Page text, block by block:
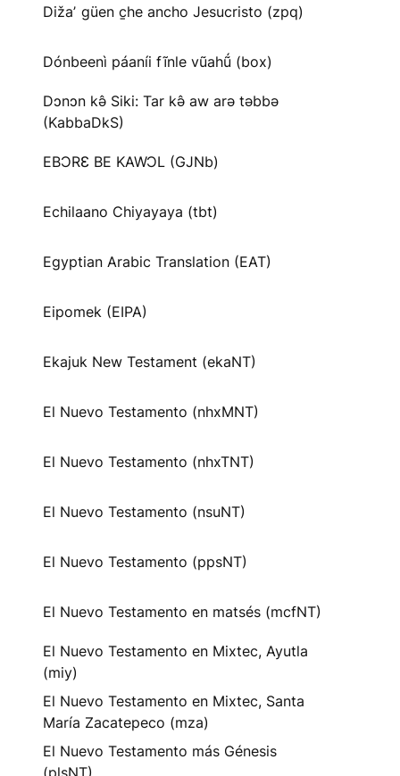
Dižaʼ güen c̱he ancho Jesucristo (zpq)
Dónbeenì páaníi fĩnle vũahṹ (box)
Dɔnɔn kə̂ Siki: Tar kə̂ aw arə təbbə
(KabbaDkS)
EBƆRƐ BE KAWƆL (GJNb)
Echilaano Chiyayaya (tbt)
Egyptian Arabic Translation (EAT)
Eipomek (EIPA)
Ekajuk New Testament (ekaNT)
El Nuevo Testamento (nhxMNT)
El Nuevo Testamento (nhxTNT)
El Nuevo Testamento (nsuNT)
El Nuevo Testamento (ppsNT)
El Nuevo Testamento en matsés (mcfNT)
El Nuevo Testamento en Mixtec, Ayutla
(miy)
El Nuevo Testamento en Mixtec, Santa
María Zacatepeco (mza)
El Nuevo Testamento más Génesis
(plsNT)